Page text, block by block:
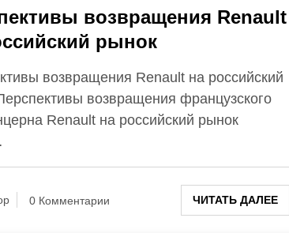
возвращения Renault
рынок
возвращения Renault на российский
возвращения французского
Renault на российский рынок
0 Комментарии ЧИТАТЬ ДАЛЕЕ